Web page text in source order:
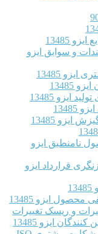
13485
و سوابق ایزو
13485
13485
ایزو 13485
ایزو 13485
نامنطبق ایزو
قرارداد ایزو
ایزو 13485
و ریسک تغییرات
ایزو 13485